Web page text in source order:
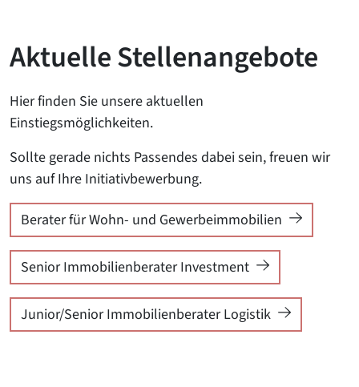
Aktuelle Stellenangebote
Hier finden Sie unsere aktuellen
Einstiegsmöglichkeiten.
Sollte gerade nichts Passendes dabei sein, freuen wir
uns auf Ihre Initiativbewerbung.
Berater für Wohn- und Gewerbeimmobilien
Senior Immobilienberater Investment
Junior/Senior Immobilienberater Logistik